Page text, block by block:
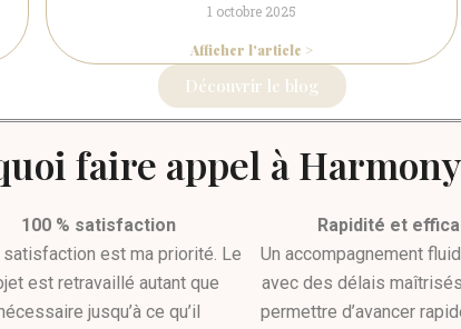
1 octobre 2025
Afficher l'article >
Découvrir le blog
faire appel à
100 % satisfaction
est ma priorité. Le
est retravaillé autant que
jusqu’à ce qu’il
Rapidité et
Un accompagnement
avec des délais
permettre d’avancer